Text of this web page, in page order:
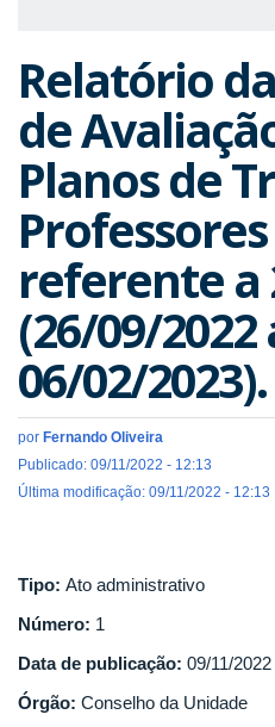
Relatório
de
Planos de
Professores
referente a
(26/09/2022
06/02/2023).
por Fernando Oliveira
Publicado: 09/11/2022 - 12:13
Última modificação: 09/11/2022 - 12:13
Tipo: Ato administrativo
Número: 1
Data de publicação: 09/11/2022
Órgão: Conselho da Unidade